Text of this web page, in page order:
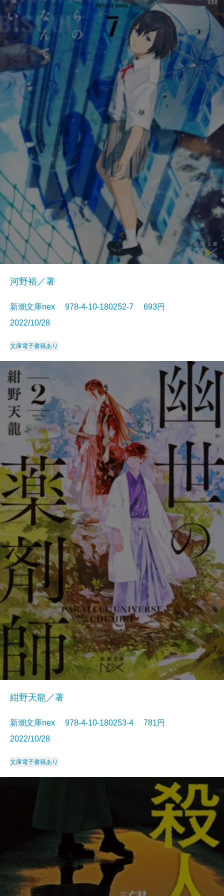
河野裕／著
新潮文庫nex 978-4-10-180252-7 693円
2022/10/28
文庫電子書籍あり
紺野天龍／著
新潮文庫nex 978-4-10-180253-4 781円
2022/10/28
文庫電子書籍あり